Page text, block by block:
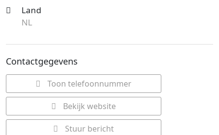
Land
NL
Contactgegevens
Toon telefoonnummer
Bekijk website
Stuur bericht